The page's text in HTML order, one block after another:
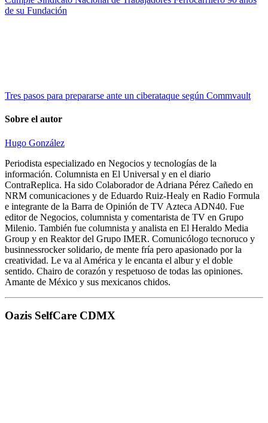
de su Fundación
Tres pasos para prepararse ante un ciberataque según Commvault
Sobre el autor
Hugo González
Periodista especializado en Negocios y tecnologías de la
información. Columnista en El Universal y en el diario
ContraReplica. Ha sido Colaborador de Adriana Pérez Cañedo en
NRM comunicaciones y de Eduardo Ruiz-Healy en Radio Formula
e integrante de la Barra de Opinión de TV Azteca ADN40. Fue
editor de Negocios, columnista y comentarista de TV en Grupo
Milenio. También fue columnista y analista en El Heraldo Media
Group y en Reaktor del Grupo IMER. Comunicólogo tecnoruco y
businnessrocker solidario, de mente fría pero apasionado por la
creatividad. Le va al América y le encanta el albur y el doble
sentido. Chairo de corazón y respetuoso de todas las opiniones.
Amante de México y sus mexicanos chidos.
Oazis SelfCare CDMX